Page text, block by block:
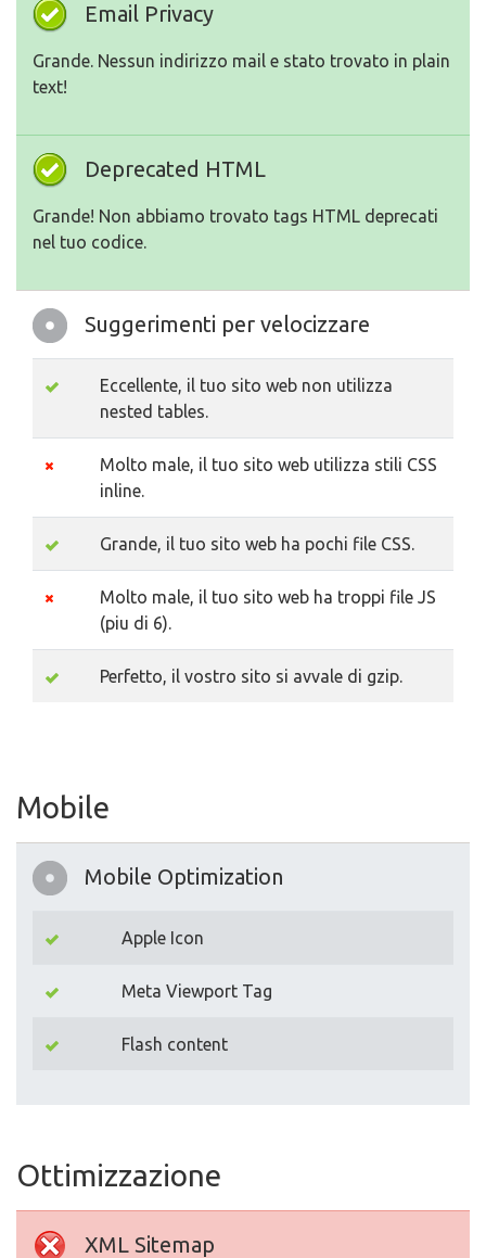
Email Privacy
Grande. Nessun indirizzo mail e stato trovato in plain
text!
Deprecated HTML
Grande! Non abbiamo trovato tags HTML deprecati
nel tuo codice.
Suggerimenti per velocizzare
Eccellente, il tuo sito web non utilizza
nested tables.
Molto male, il tuo sito web utilizza stili CSS
inline.
Grande, il tuo sito web ha pochi file CSS.
Molto male, il tuo sito web ha troppi file JS
(piu di 6).
Perfetto, il vostro sito si avvale di gzip.
Mobile
Mobile Optimization
Apple Icon
Meta Viewport Tag
Flash content
Ottimizzazione
XML Sitemap